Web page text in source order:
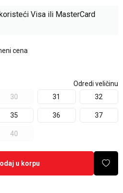
Visa ili MasterCard
cena
Odredi veličinu
30 31 32
35 36 37
40
u korpu